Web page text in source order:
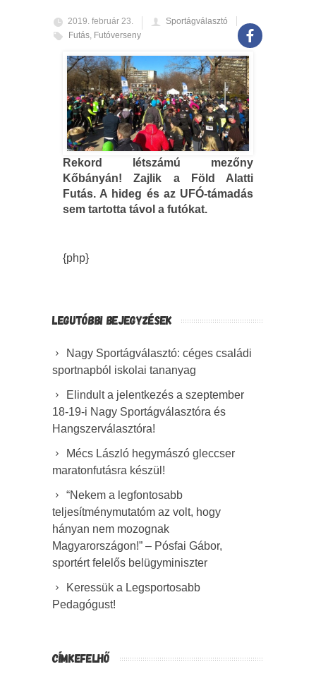
2019. február 23.
Sportágválasztó
Futás, Futóverseny
Rekord létszámú mezőny
Kőbányán! Zajlik a Föld Alatti
Futás. A hideg és az UFÓ-támadás
sem tartotta távol a futókat.
{php}
LEGUTÓBBI BEJEGYZÉSEK
Nagy Sportágválasztó: céges családi
sportnapból iskolai tananyag
Elindult a jelentkezés a szeptember
18-19-i Nagy Sportágválasztóra és
Hangszerválasztóra!
Mécs László hegymászó gleccser
maratonfutásra készül!
“Nekem a legfontosabb
teljesítménymutatóm az volt, hogy
hányan nem mozognak
Magyarországon!” – Pósfai Gábor,
sportért felelős belügyminiszter
Keressük a Legsportosabb
Pedagógust!
CÍMKEFELHŐ